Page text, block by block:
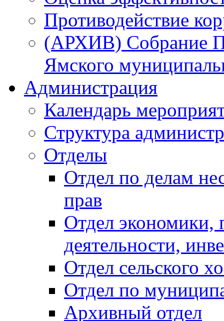
Противодействие
(АРХИВ) Собрание
Ямского
Администрация
Календарь
Структура
Отделы
Отдел по делам
прав
Отдел экономики,
деятельности,
Отдел сельского
Отдел по
Архивный отдел